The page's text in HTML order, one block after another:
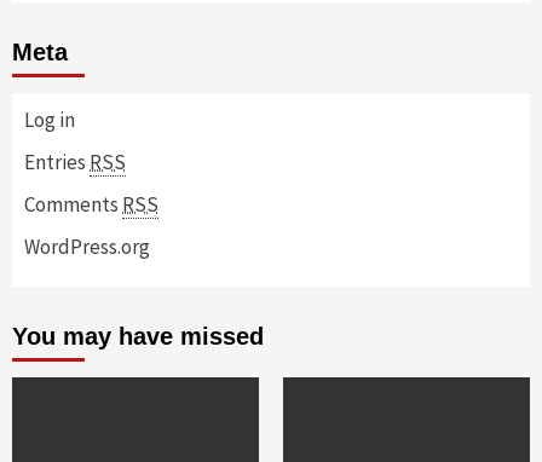
Meta
Log in
Entries RSS
Comments RSS
WordPress.org
You may have missed